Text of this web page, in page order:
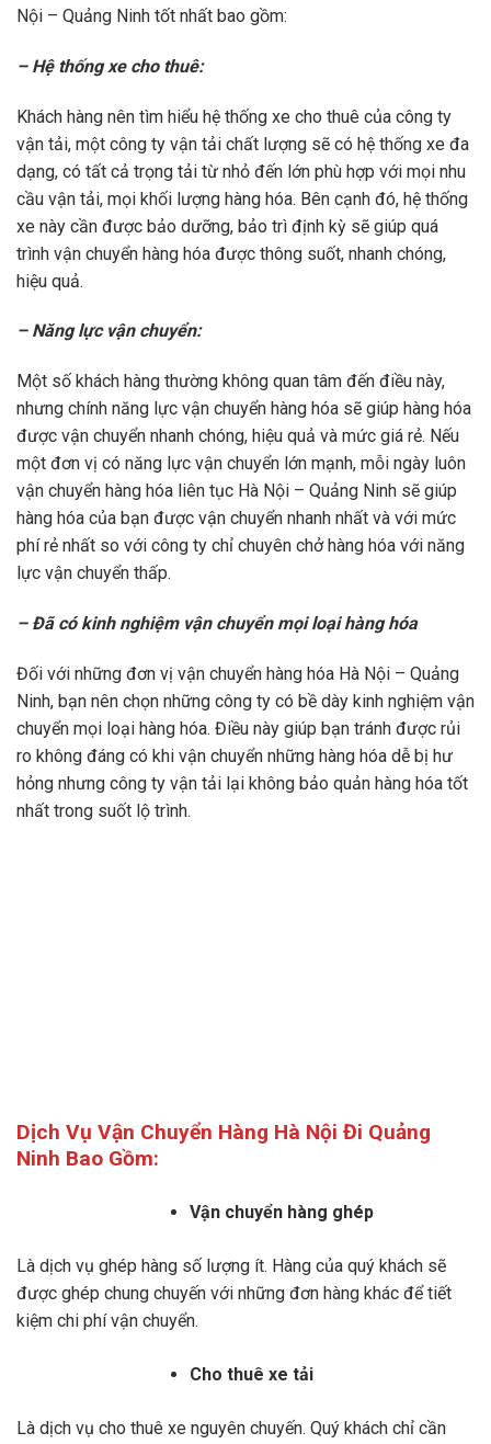
Nội – Quảng Ninh tốt nhất bao gồm:
– Hệ thống xe cho thuê:
Khách hàng nên tìm hiểu hệ thống xe cho thuê của công ty
vận tải, một công ty vận tải chất lượng sẽ có hệ thống xe đa
dạng, có tất cả trọng tải từ nhỏ đến lớn phù hợp với mọi nhu
cầu vận tải, mọi khối lượng hàng hóa. Bên cạnh đó, hệ thống
xe này cần được bảo dưỡng, bảo trì định kỳ sẽ giúp quá
trình vận chuyển hàng hóa được thông suốt, nhanh chóng,
hiệu quả.
– Năng lực vận chuyển:
Một số khách hàng thường không quan tâm đến điều này,
nhưng chính năng lực vận chuyển hàng hóa sẽ giúp hàng hóa
được vận chuyển nhanh chóng, hiệu quả và mức giá rẻ. Nếu
một đơn vị có năng lực vận chuyển lớn mạnh, mỗi ngày luôn
vận chuyển hàng hóa liên tục Hà Nội – Quảng Ninh sẽ giúp
hàng hóa của bạn được vận chuyển nhanh nhất và với mức
phí rẻ nhất so với công ty chỉ chuyên chở hàng hóa với năng
lực vận chuyển thấp.
– Đã có kinh nghiệm vận chuyển mọi loại hàng hóa
Đối với những đơn vị vận chuyển hàng hóa Hà Nội – Quảng
Ninh, bạn nên chọn những công ty có bề dày kinh nghiệm vận
chuyển mọi loại hàng hóa. Điều này giúp bạn tránh được rủi
ro không đáng có khi vận chuyển những hàng hóa dễ bị hư
hỏng nhưng công ty vận tải lại không bảo quản hàng hóa tốt
nhất trong suốt lộ trình.
Dịch Vụ Vận Chuyển Hàng Hà Nội Đi Quảng
Ninh Bao Gồm:
Vận chuyển hàng ghép
Là dịch vụ ghép hàng số lượng ít. Hàng của quý khách sẽ
được ghép chung chuyến với những đơn hàng khác để tiết
kiệm chi phí vận chuyển.
Cho thuê xe tải
Là dịch vụ cho thuê xe nguyên chuyến. Quý khách chỉ cần